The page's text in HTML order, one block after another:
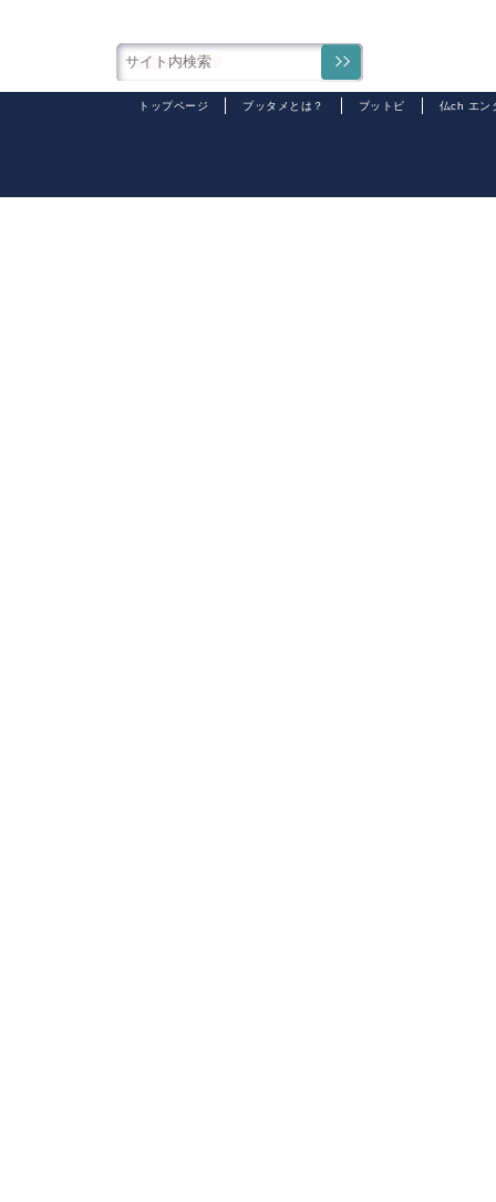
トップページ ブッタメとは？ ブットピ 仏ch エン